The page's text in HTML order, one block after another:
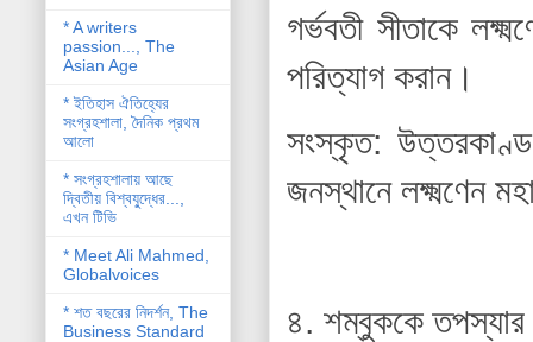
গর্ভবতী সীতাকে
পরিত্যাগ করান।
সংস্কৃত: উত্তরকাণ্ড
জনস্থানে লক্ষ্মণেন
৪. শম্বুককে
* A writers
passion..., The
Asian Age
* ইতিহাস ঐতিহ্যের
সংগ্রহশালা, দৈনিক প্রথম
আলো
* সংগ্রহশালায় আছে
দ্বিতীয় বিশ্বযু্দ্ধের...,
এখন টিভি
* Meet Ali Mahmed,
Globalvoices
* শত বছরের নিদর্শন, The
Business Standard